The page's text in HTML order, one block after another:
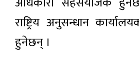
राष्ट्रिय अनुसन्धान
हुनेछन् ।